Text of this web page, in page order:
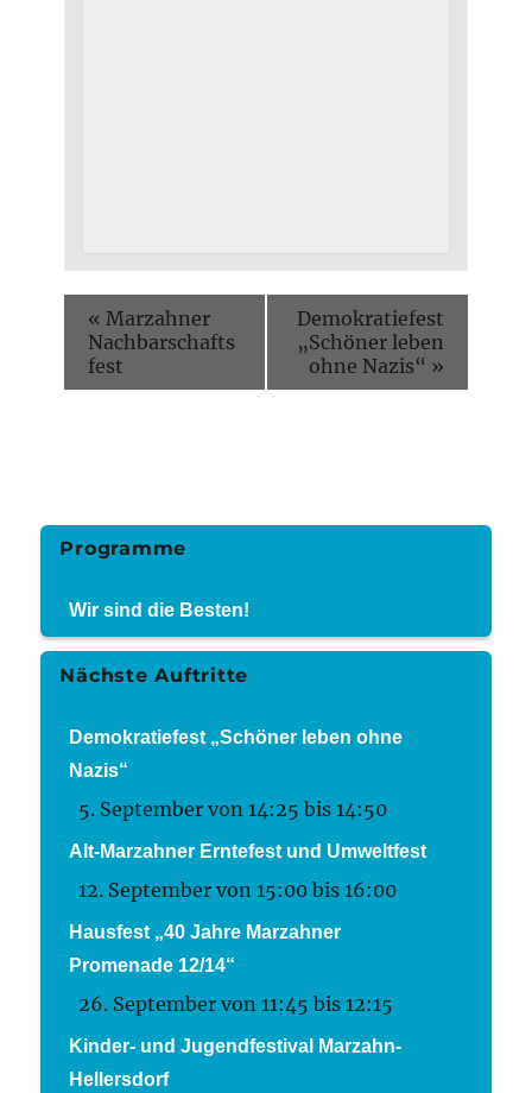
« Marzahner
Nachbarschafts
fest
Demokratiefest
„Schöner leben
ohne Nazis“ »
Programme
Wir sind die Besten!
Nächste Auftritte
Demokratiefest „Schöner leben ohne
Nazis“
5. September von 14:25 bis14:50
Alt-Marzahner Erntefest und Umweltfest
12. September von 15:00 bis16:00
Hausfest „40 Jahre Marzahner
Promenade 12/14“
26. September von 11:45 bis12:15
Kinder- und Jugendfestival Marzahn-
Hellersdorf